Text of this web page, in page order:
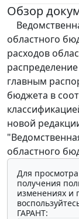
Обзор
областного
расходов
главным
бюджета в
новой
областного
Для просмотра
получения
изменениях и
ГАРАНТ: